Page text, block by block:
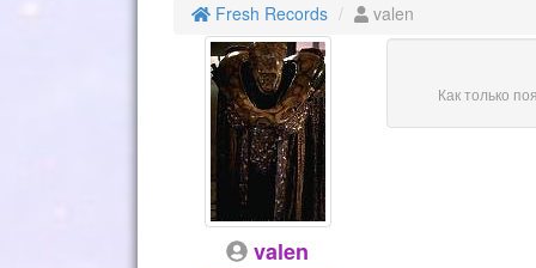
Fresh Records valen
valen
Как только